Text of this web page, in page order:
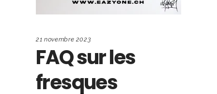
21 novembre 2023
FAQ sur les
fresques